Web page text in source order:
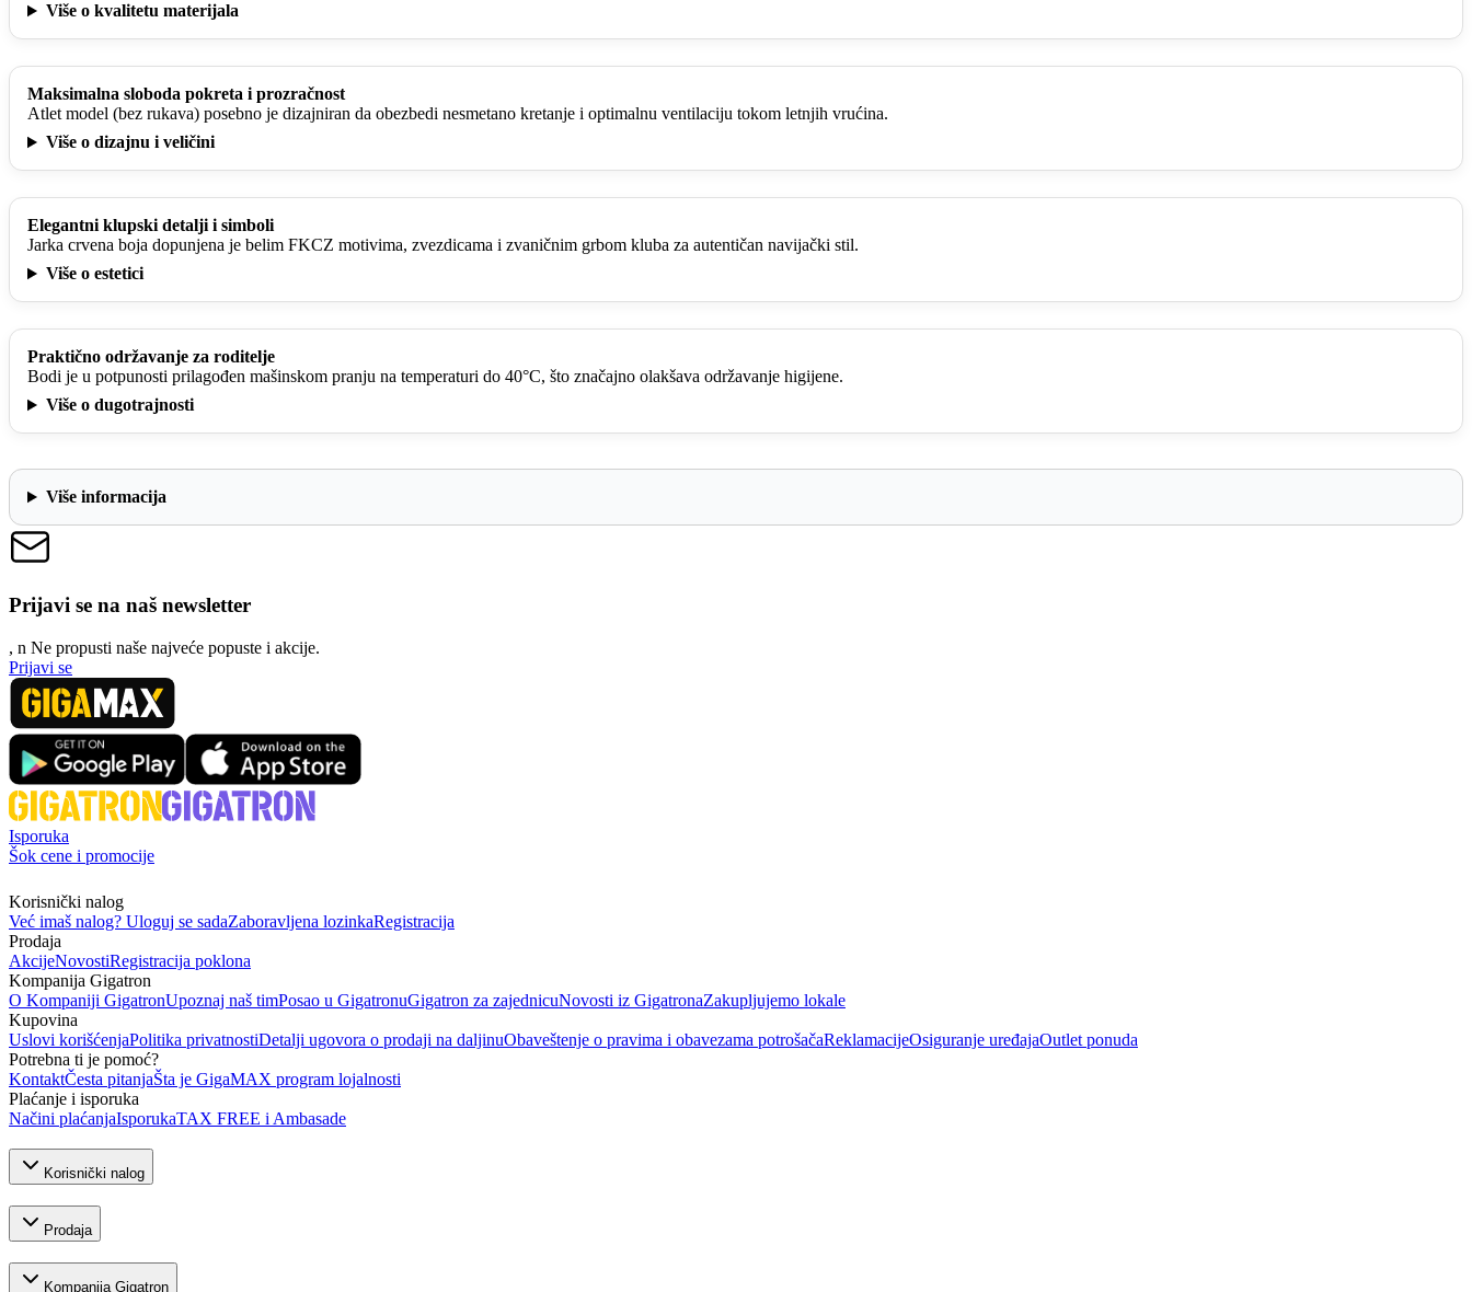
Više o kvalitetu materijala
Maksimalna sloboda pokreta i prozračnost
Atlet model (bez rukava) posebno je dizajniran da obezbedi nesmetano kretanje i optimalnu ventilaciju tokom letnjih vrućina.
Više o dizajnu i veličini
Elegantni klupski detalji i simboli
Jarka crvena boja dopunjena je belim FKCZ motivima, zvezdicama i zvaničnim grbom kluba za autentičan navijački stil.
Više o estetici
Praktično održavanje za roditelje
Bodi je u potpunosti prilagođen mašinskom pranju na temperaturi do 40°C, što značajno olakšava održavanje higijene.
Više o dugotrajnosti
Više informacija
Prijavi se na naš newsletter
, n Ne propusti naše najveće popuste i akcije.
Prijavi se
Isporuka
Šok cene i promocije
Korisnički nalog
Već imaš nalog? Uloguj se sadaZaboravljena lozinkaRegistracija
Prodaja
AkcijeNovostiRegistracija poklona
Kompanija Gigatron
O Kompaniji GigatronUpoznaj naš timPosao u GigatronuGigatron za zajednicuNovosti iz GigatronaZakupljujemo lokale
Kupovina
Uslovi korišćenjaPolitika privatnostiDetalji ugovora o prodaji na daljinuObaveštenje o pravima i obavezama potrošačaReklamacijeOsiguranje uređajaOutlet ponuda
Potrebna ti je pomoć?
KontaktČesta pitanjaŠta je GigaMAX program lojalnosti
Plaćanje i isporuka
Načini plaćanjaIsporukaTAX FREE i Ambasade
Korisnički nalog
Prodaja
Kompanija Gigatron